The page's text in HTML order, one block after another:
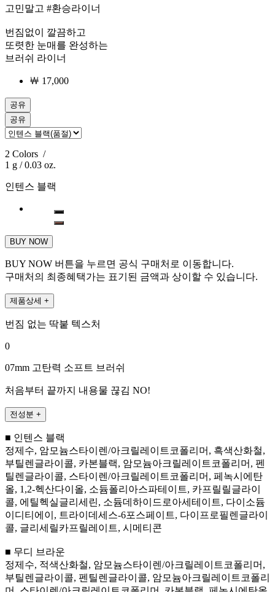
고민말고 #환승라이너
번짐없이 깔끔하고
또렷한 눈매를 완성하는
브러쉬 라이너
￦ 17,000
공유
공유
2 Colors /
1 g / 0.03 oz.
인텐스 블랙
BUY NOW
BUY NOW 버튼을 누르면 공식 구매처로 이동합니다.
구매처의 최종혜택가는 표기된 금액과 상이할 수 있습니다.
제품상세 +
번짐 없는 딱붙 텍스처
0
07mm 고탄력 소프트 브러쉬
처음부터 끝까지 내용물 끊김 NO!
전성분 +
■ 인텐스 블랙
정제수, 암모늄스타이렌/아크릴레이트코폴리머, 흑색산화철,
부틸렌글라이콜, 카본블랙, 암모늄아크릴레이트코폴리머, 펜
틸렌글라이콜, 스타이렌/아크릴레이트코폴리머, 페녹시에탄
올, 1,2-헥산다이올, 소듐폴리아스파테이트, 카프릴릴글라이
콜, 에틸헥실글리세린, 소듐데하이드로아세테이트, 다이소듐
이디티에이, 트라이데세스-6포스페이트, 다이프로필렌글라이
콜, 글리세릴카프릴레이트, 시메티콘
■ 무디 브라운
정제수, 적색산화철, 암모늄스타이렌/아크릴레이트코폴리머,
부틸렌글라이콜, 펜틸렌글라이콜, 암모늄아크릴레이트코폴리